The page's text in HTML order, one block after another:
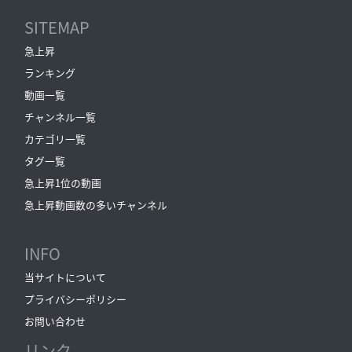
SITEMAP
急上昇
ランキング
動画一覧
チャンネル一覧
カテゴリ一覧
タグ一覧
急上昇1位の動画
急上昇動画数の多いチャンネル
INFO
当サイトについて
プライバシーポリシー
お問い合わせ